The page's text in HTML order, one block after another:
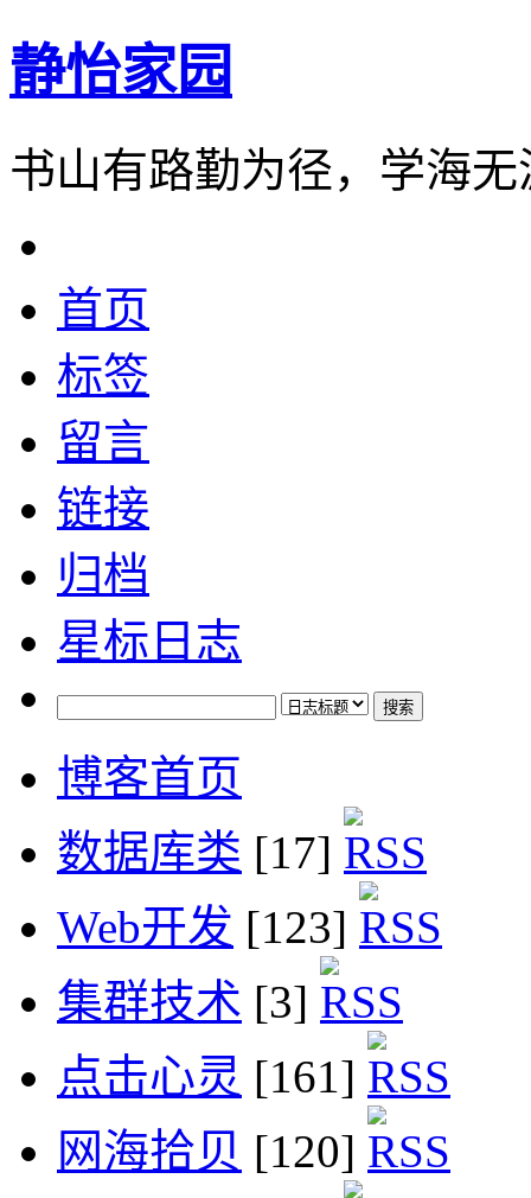
静怡家园
书山有路勤为径，学海
首页
标签
留言
链接
归档
星标日志
博客首页
数据库类 [17]
Web开发 [123]
集群技术 [3]
点击心灵 [161]
网海拾贝 [120]